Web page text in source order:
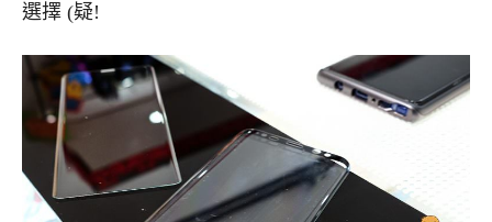
選擇 (疑!